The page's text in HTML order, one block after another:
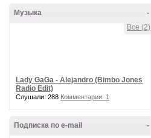
-
Музыка
Все (2)
Lady GaGa - Alejandro (Bimbo Jones
Radio Edit)
Слушали: 288 Комментарии: 1
-
Подписка по e-mail